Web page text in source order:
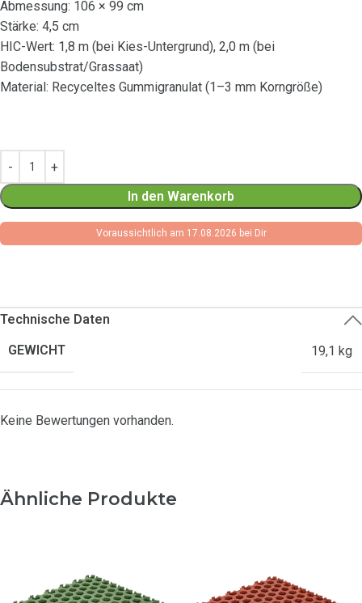
Abmessung: 106 × 99 cm
Stärke: 4,5 cm
HIC-Wert: 1,8 m (bei Kies-Untergrund), 2,0 m (bei
Bodensubstrat/Grassaat)
Material: Recyceltes Gummigranulat (1–3 mm Korngröße)
In den Warenkorb
Voraussichtlich am 17.08.2026 bei Dir
Technische Daten
GEWICHT 19,1 kg
Keine Bewertungen vorhanden.
Ähnliche Produkte